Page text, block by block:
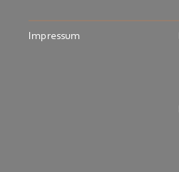
Impressum